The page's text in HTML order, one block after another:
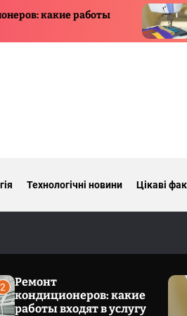
Як
перед
Технологічні новини Цікаві
2
Ремонт
кондиционеров: какие
работы входят в услугу